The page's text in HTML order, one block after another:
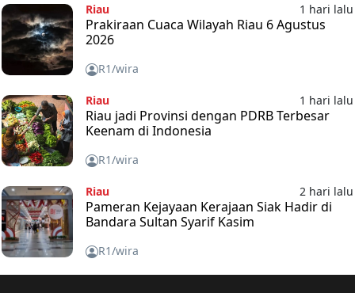
Riau 1 hari lalu
Prakiraan Cuaca Wilayah Riau 6 Agustus
2026
R1/wira
Riau 1 hari lalu
Riau jadi Provinsi dengan PDRB Terbesar
Keenam di Indonesia
R1/wira
Riau 2 hari lalu
Pameran Kejayaan Kerajaan Siak Hadir di
Bandara Sultan Syarif Kasim
R1/wira